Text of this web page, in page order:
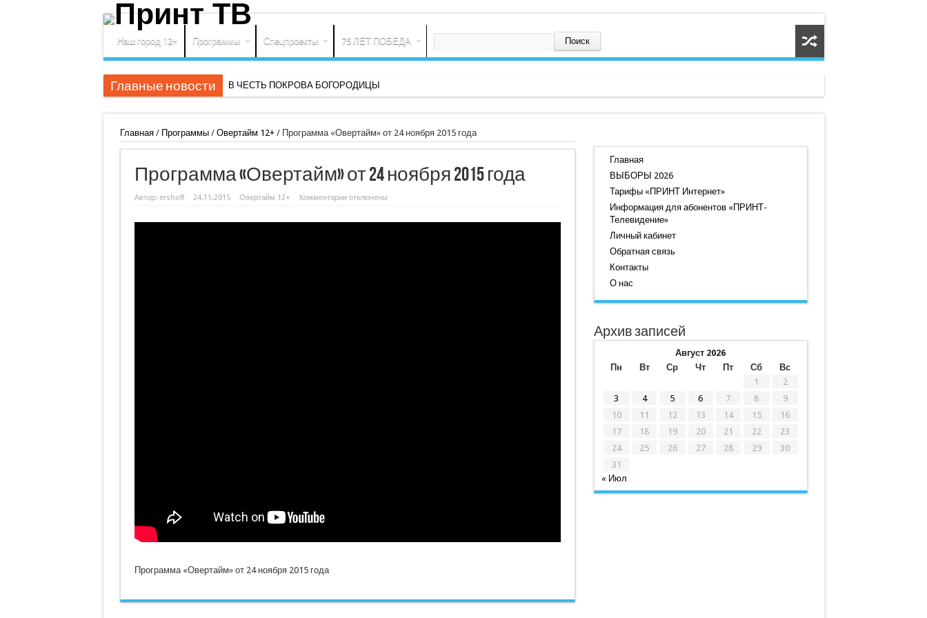
Наш город 12+ Программы Спецпроекты 75 ЛЕТ ПОБЕДА
Главные новости В ЧЕСТЬ ПОКРОВА БОГОРОДИЦЫ
Главная/ Программы/ Овертайм 12+/ Программа «Овертайм» от 24 ноября 2015 года
Программа «Овертайм» от 24 ноября 2015 года
Автор: ershoff 24.11.2015 Овертайм 12+ Комментариик
«Овертайм»
отключены
Программа «Овертайм» от 24 ноября 2015 года
Главная
ВЫБОРЫ 2026
Тарифы «ПРИНТ Интернет»
Информация для абонентов «ПРИНТ-
Телевидение»
Личный кабинет
Обратная связь
Контакты
О нас
Архив записей
Август 2026
Пн
Вт Ср Чт Пт Сб
Вс
1
2
3
4 5 6 7 8
9
10
11 12 13 14 15
16
17
18 19 20 21 22
23
24
25 26 27 28 29
30
31
« Июл